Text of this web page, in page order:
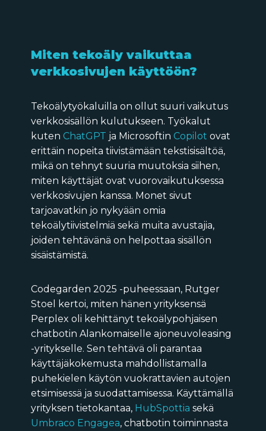
Miten tekoäly vaikuttaa
verkkosivujen käyttöön?
Tekoälytyökaluilla on ollut suuri vaikutus
verkkosisällön kulutukseen. Työkalut
kuten ChatGPT ja Microsoftin Copilot ovat
erittäin nopeita tiivistämään tekstisisältöä,
mikä on tehnyt suuria muutoksia siihen,
miten käyttäjät ovat vuorovaikutuksessa
verkkosivujen kanssa. Monet sivut
tarjoavatkin jo nykyään omia
tekoälytiivistelmiä sekä muita avustajia,
joiden tehtävänä on helpottaa sisällön
sisäistämistä.
Codegarden 2025 -puheessaan, Rutger
Stoel kertoi, miten hänen yrityksensä
Perplex oli kehittänyt tekoälypohjaisen
chatbotin Alankomaiselle ajoneuvoleasing
-yritykselle. Sen tehtävä oli parantaa
käyttäjäkokemusta mahdollistamalla
puhekielen käytön vuokrattavien autojen
etsimisessä ja suodattamisessa. Käyttämällä
yrityksen tietokantaa, HubSpottia sekä
Umbraco Engagea, chatbotin toiminnasta